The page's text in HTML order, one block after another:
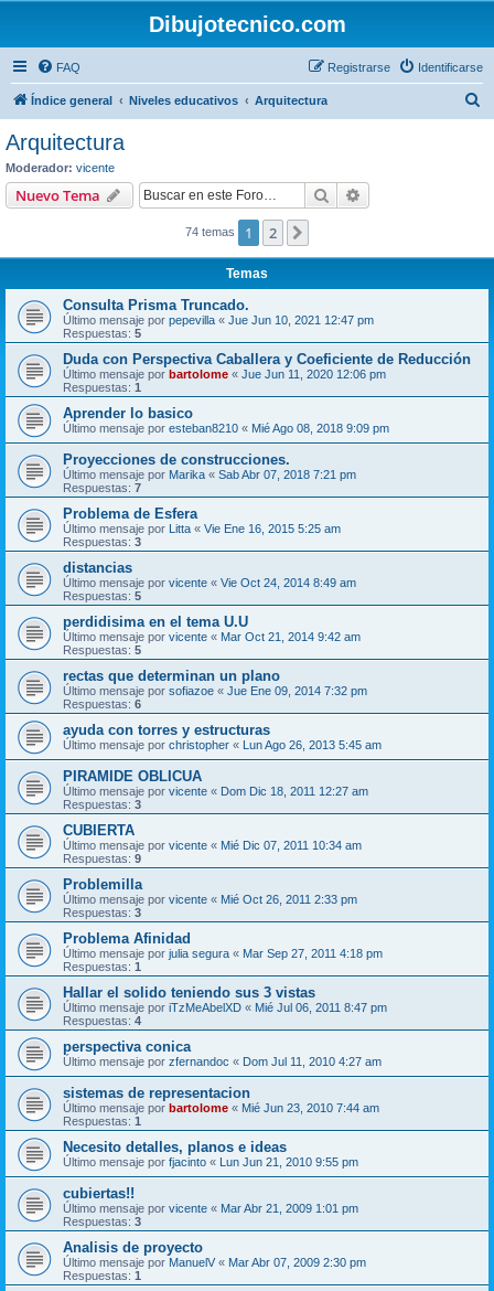
Dibujotecnico.com
FAQ Identificarse
Registrarse
Índice general Niveles educativos Arquitectura
Arquitectura
Moderador: vicente
Nuevo Tema Buscar
74 temas 1 2
Temas
Consulta Prisma Truncado.
Último mensaje por pepevilla « Jue Jun 10, 2021 12:47 pm
Respuestas: 5
Duda con Perspectiva Caballera y Coeficiente de Reducción
Último mensaje por bartolome « Jue Jun 11, 2020 12:06 pm
Respuestas: 1
Aprender lo basico
Último mensaje por esteban8210 « Mié Ago 08, 2018 9:09 pm
Proyecciones de construcciones.
Último mensaje por Marika « Sab Abr 07, 2018 7:21 pm
Respuestas: 7
Problema de Esfera
Último mensaje por Litta « Vie Ene 16, 2015 5:25 am
Respuestas: 3
distancias
Último mensaje por vicente « Vie Oct 24, 2014 8:49 am
Respuestas: 5
perdidisima en el tema U.U
Último mensaje por vicente « Mar Oct 21, 2014 9:42 am
Respuestas: 5
rectas que determinan un plano
Último mensaje por sofiazoe « Jue Ene 09, 2014 7:32 pm
Respuestas: 6
ayuda con torres y estructuras
Último mensaje por christopher « Lun Ago 26, 2013 5:45 am
PIRAMIDE OBLICUA
Último mensaje por vicente « Dom Dic 18, 2011 12:27 am
Respuestas: 3
CUBIERTA
Último mensaje por vicente « Mié Dic 07, 2011 10:34 am
Respuestas: 9
Problemilla
Último mensaje por vicente « Mié Oct 26, 2011 2:33 pm
Respuestas: 3
Problema Afinidad
Último mensaje por julia segura « Mar Sep 27, 2011 4:18 pm
Respuestas: 1
Hallar el solido teniendo sus 3 vistas
Último mensaje por iTzMeAbelXD « Mié Jul 06, 2011 8:47 pm
Respuestas: 4
perspectiva conica
Último mensaje por zfernandoc « Dom Jul 11, 2010 4:27 am
sistemas de representacion
Último mensaje por bartolome « Mié Jun 23, 2010 7:44 am
Respuestas: 1
Necesito detalles, planos e ideas
Último mensaje por fjacinto « Lun Jun 21, 2010 9:55 pm
cubiertas!!
Último mensaje por vicente « Mar Abr 21, 2009 1:01 pm
Respuestas: 3
Analisis de proyecto
Último mensaje por ManuelV « Mar Abr 07, 2009 2:30 pm
Respuestas: 1